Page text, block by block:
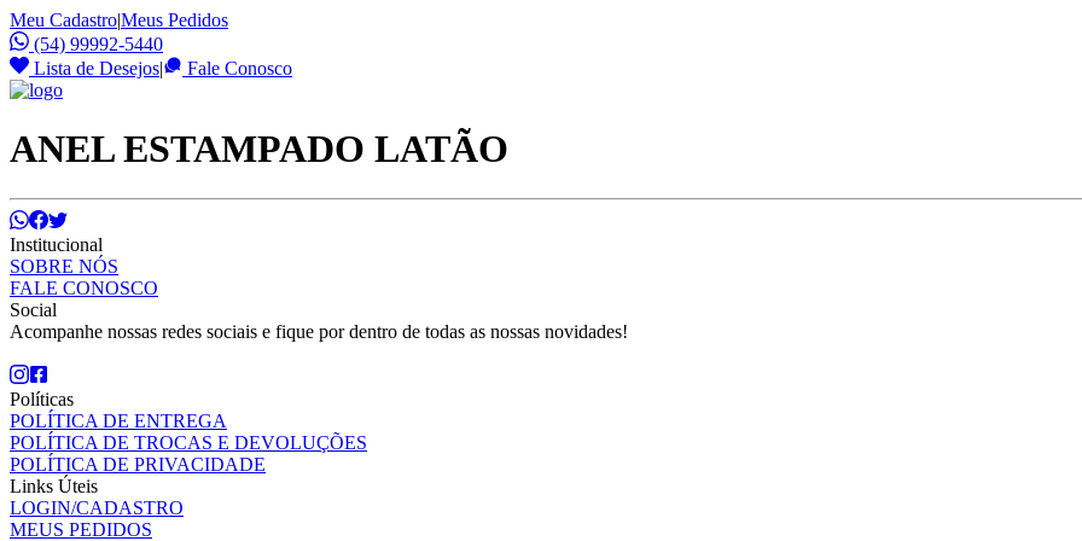
Meu Cadastro|Meus Pedidos
(54) 99992-5440
Lista de Desejos| Fale Conosco
ANEL ESTAMPADO LATÃO
Institucional
SOBRE NÓS
FALE CONOSCO
Social
Acompanhe nossas redes sociais e fique por dentro de todas as nossas novidades!
Políticas
POLÍTICA DE ENTREGA
POLÍTICA DE TROCAS E DEVOLUÇÕES
POLÍTICA DE PRIVACIDADE
Links Úteis
LOGIN/CADASTRO
MEUS PEDIDOS